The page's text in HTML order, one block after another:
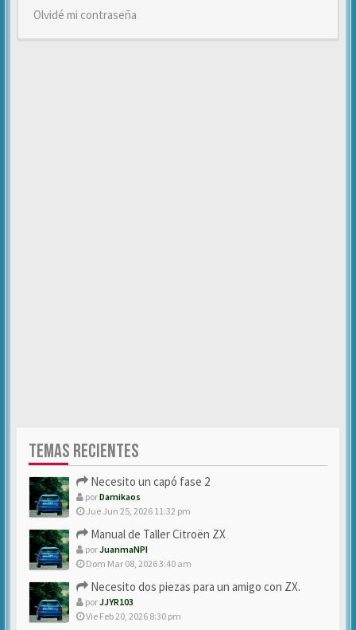
Olvidé mi contraseña
TEMAS RECIENTES
Necesito un capó fase 2
porDamikaos
Jue Jun 25, 2026 11:32 pm
Manual de Taller Citroën ZX
porJuanmaNPI
Dom Mar 08, 2026 3:40 am
Necesito dos piezas para un amigo con ZX.
porJJYR103
Vie Feb 20, 2026 8:30 pm